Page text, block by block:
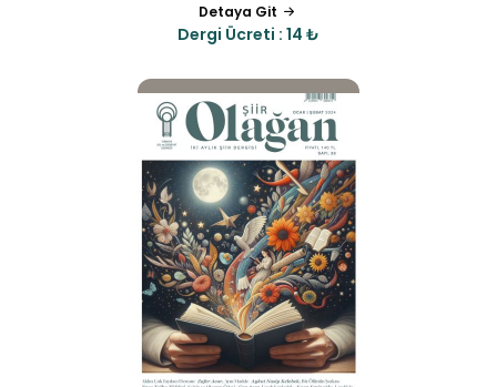
Detaya Git
Dergi Ücreti : 14 ₺